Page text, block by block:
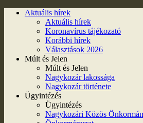
Aktuális hírek
Aktuális hírek
Koronavírus tájékozató
Korábbi hírek
Választások 2026
Múlt és Jelen
Múlt és Jelen
Nagykozár lakossága
Nagykozár története
Ügyintézés
Ügyintézés
Nagykozári Közös